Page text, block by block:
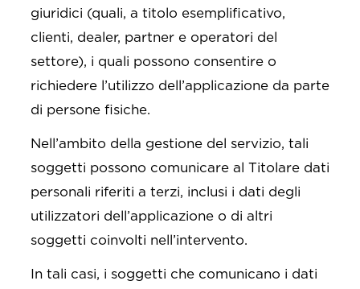
giuridici (quali, a titolo esemplificativo,
clienti, dealer, partner e operatori del
settore), i quali possono consentire o
richiedere l’utilizzo dell’applicazione da parte
di persone fisiche.
Nell’ambito della gestione del servizio, tali
soggetti possono comunicare al Titolare dati
personali riferiti a terzi, inclusi i dati degli
utilizzatori dell’applicazione o di altri
soggetti coinvolti nell’intervento.
In tali casi, i soggetti che comunicano i dati